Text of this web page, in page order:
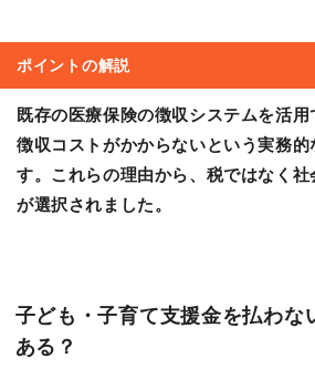
ポイントの解説
既存の医療保険の徴収システムを活
徴収コストがかからないという実務的
す。これらの理由から、税ではなく
が選択されました。
子ども・子育て支援金を払わな
ある？